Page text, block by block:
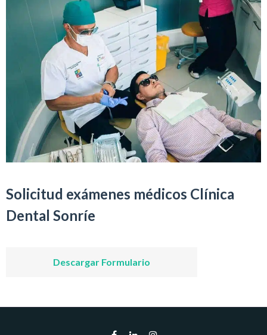
Solicitud exámenes médicos Clínica
Dental Sonríe
Descargar Formulario